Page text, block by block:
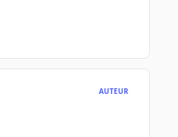
AUTEUR